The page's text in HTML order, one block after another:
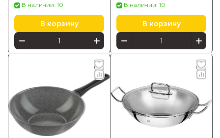
В наличии: 10
В корзину
В наличии: 10
В корзину